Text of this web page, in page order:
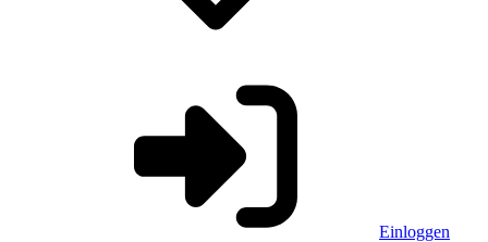
Einloggen